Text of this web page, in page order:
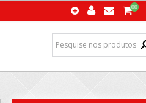
00